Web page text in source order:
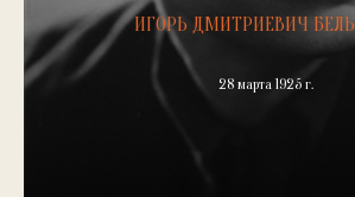
ИГОРЬ ДМИТРИЕВИЧ
28 марта 1925 г.